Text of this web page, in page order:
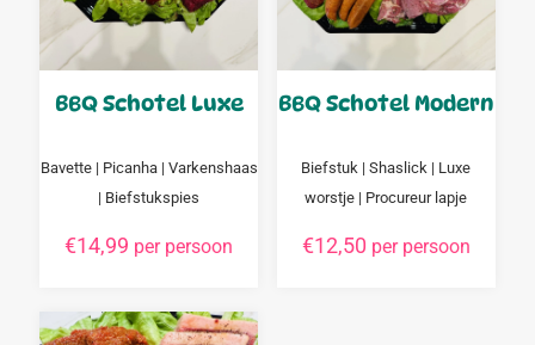
BBQ Schotel Luxe
Bavette | Picanha | Varkenshaas
| Biefstukspies
€14,99 per persoon
BBQ Schotel Modern
Biefstuk | Shaslick | Luxe
worstje | Procureur lapje
€12,50 per persoon